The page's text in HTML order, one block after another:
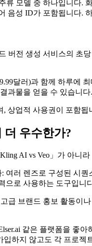
류 모델 중 하나입니다.
음성 ID가 포함됩니다.
버전 생성 서비스의 초
달러)과 함께 하루에
과물을 얻을 수 있습니다.
상업적 사용권이 포함
더 우수한가?
AI vs Veo」가 아니
여러 렌즈로 구성된 시
으로 사용하는 도구입니
급 브랜드 홍보 활동이
같은 플랫폼을 좋
하지 않고도 각 프로